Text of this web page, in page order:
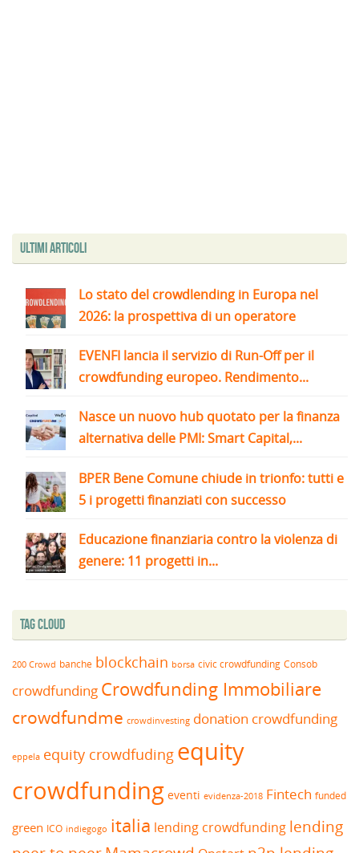
Ultimi articoli
Lo stato del crowdlending in Europa nel
2026: la prospettiva di un operatore
EVENFI lancia il servizio di Run-Off per il
crowdfunding europeo. Rendimento...
Nasce un nuovo hub quotato per la finanza
alternativa delle PMI: Smart Capital,...
BPER Bene Comune chiude in trionfo: tutti e
5 i progetti finanziati con successo
Educazione finanziaria contro la violenza di
genere: 11 progetti in...
Tag Cloud
200 Crowd banche blockchain borsa civic crowdfunding Consob
crowdfunding Crowdfunding Immobiliare
crowdfundme crowdinvesting donation crowdfunding
eppela equity crowdfuding equity
crowdfunding eventi evidenza-2018 Fintech funded
green ICO indiegogo italia lending crowdfunding lending